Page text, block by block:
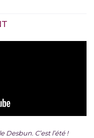
Desbun. C’est l’été !